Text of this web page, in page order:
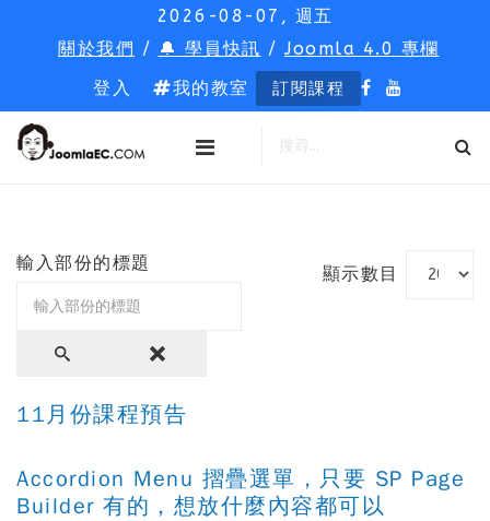
2026-08-07, 週五
關於我們 / 🔔 學員快訊 /Joomla 4.0 專欄
登入
我的教室 訂閱課程
輸入部份的標題
顯示數目
11月份課程預告
Accordion Menu 摺疊選單，只要 SP Page
Builder 有的，想放什麼內容都可以